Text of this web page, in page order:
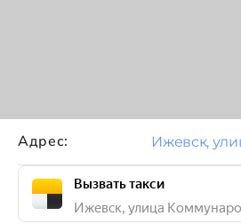
Адрес: Ижевск,
Вызвать такси
Ижевск, улица